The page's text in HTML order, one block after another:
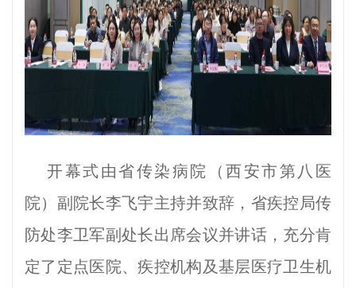
开幕式由省传染病院（西安市第八医
院）副院长李飞宇主持并致辞，省疾控局传
防处李卫军副处长出席会议并讲话，充分肯
定了定点医院、疾控机构及基层医疗卫生机